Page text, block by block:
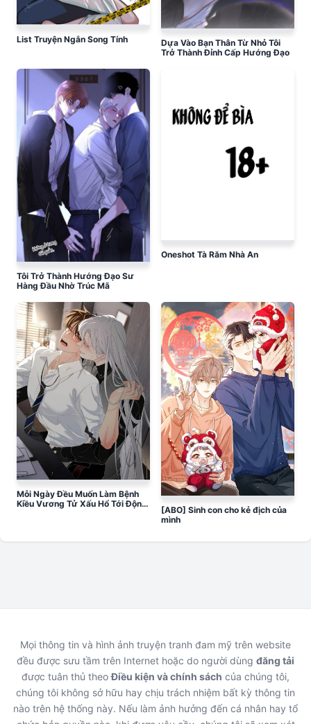
List Truyện Ngắn Song Tính
Dựa Vào Bạn Thân Từ Nhỏ Tôi
Trở Thành Đỉnh Cấp Hướng Đạo
Tôi Trở Thành Hướng Đạo Sư
Hàng Đầu Nhờ Trúc Mã
Oneshot Tà Răm Nhà An
Mỗi Ngày Đều Muốn Làm Bệnh
Kiều Vương Tử Xấu Hổ Tới Độn
[ABO] Sinh con cho kẻ địch của
mình
Mọi thông tin và hình ảnh truyện tranh đam mỹ trên website
đều được sưu tầm trên Internet hoặc do người dùng đăng tải
được tuân thủ theoĐiều kiện và chính sách của chúng tôi,
chúng tôi không sở hữu hay chịu trách nhiệm bất kỳ thông tin
nào trên hệ thống này. Nếu làm ảnh hưởng đến cá nhân hay tổ